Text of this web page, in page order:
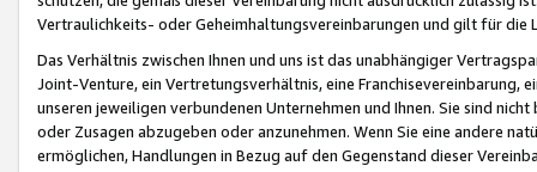
Vertraulichkeits- oder Geheimhaltungsvereinbarungen und gilt für die
Das Verhältnis zwischen Ihnen und uns ist das unabhängiger
Joint-Venture, ein Vertretungsverhältnis, eine Franchisevereinbarung,
unseren jeweiligen verbundenen Unternehmen und Ihnen. Sie sind
oder Zusagen abzugeben oder anzunehmen. Wenn Sie eine andere
ermöglichen, Handlungen in Bezug auf den Gegenstand dieser